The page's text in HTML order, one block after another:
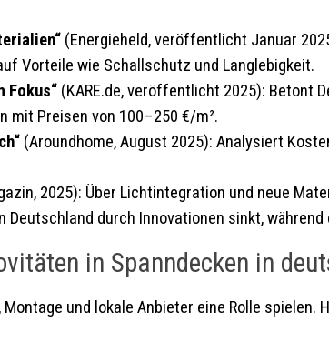
(Energieheld, veröffentlicht Januar
Vorteile wie Schallschutz und Langlebigkeit.
Fokus“(KARE.de, veröffentlicht 2025): Betont
mit Preisen von 100–250 €/m².
(Aroundhome, August 2025): Analysiert
2025): Über Lichtintegration und neue
Deutschland durch Innovationen sinkt,
in Spanndecken in
und lokale Anbieter eine Rolle